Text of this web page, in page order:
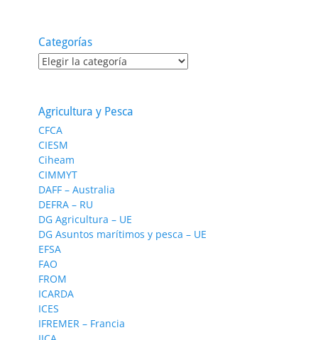
Categorías
Categorías
Agricultura y Pesca
CFCA
CIESM
Ciheam
CIMMYT
DAFF – Australia
DEFRA – RU
DG Agricultura – UE
DG Asuntos marítimos y pesca – UE
EFSA
FAO
FROM
ICARDA
ICES
IFREMER – Francia